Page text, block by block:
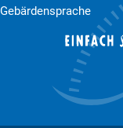
Gebärdensprache